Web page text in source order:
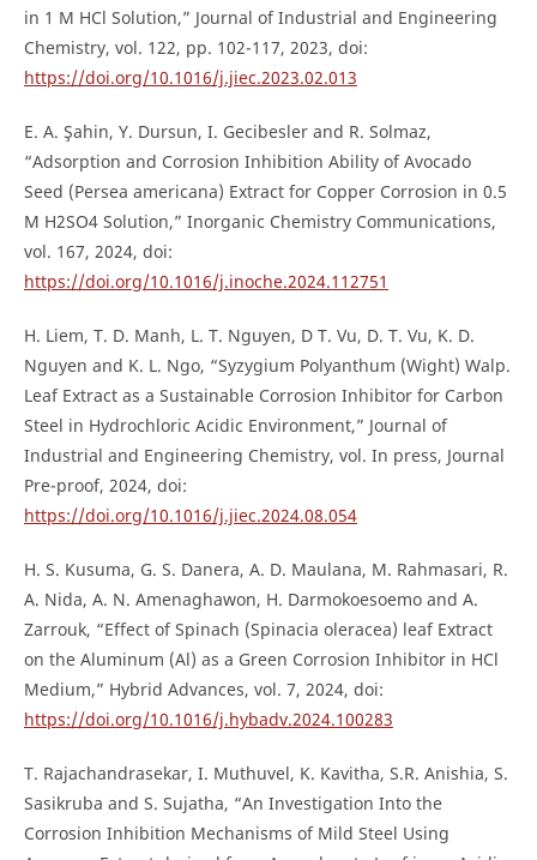
in 1 M HCl Solution,” Journal of Industrial and Engineering
Chemistry, vol. 122, pp. 102-117, 2023, doi:
https://doi.org/10.1016/j.jiec.2023.02.013
E. A. Şahin, Y. Dursun, I. Gecibesler and R. Solmaz,
“Adsorption and Corrosion Inhibition Ability of Avocado
Seed (Persea americana) Extract for Copper Corrosion in 0.5
M H2SO4 Solution,” Inorganic Chemistry Communications,
vol. 167, 2024, doi:
https://doi.org/10.1016/j.inoche.2024.112751
H. Liem, T. D. Manh, L. T. Nguyen, D T. Vu, D. T. Vu, K. D.
Nguyen and K. L. Ngo, “Syzygium Polyanthum (Wight) Walp.
Leaf Extract as a Sustainable Corrosion Inhibitor for Carbon
Steel in Hydrochloric Acidic Environment,” Journal of
Industrial and Engineering Chemistry, vol. In press, Journal
Pre-proof, 2024, doi:
https://doi.org/10.1016/j.jiec.2024.08.054
H. S. Kusuma, G. S. Danera, A. D. Maulana, M. Rahmasari, R.
A. Nida, A. N. Amenaghawon, H. Darmokoesoemo and A.
Zarrouk, “Effect of Spinach (Spinacia oleracea) leaf Extract
on the Aluminum (Al) as a Green Corrosion Inhibitor in HCl
Medium,” Hybrid Advances, vol. 7, 2024, doi:
https://doi.org/10.1016/j.hybadv.2024.100283
T. Rajachandrasekar, I. Muthuvel, K. Kavitha, S.R. Anishia, S.
Sasikruba and S. Sujatha, “An Investigation Into the
Corrosion Inhibition Mechanisms of Mild Steel Using